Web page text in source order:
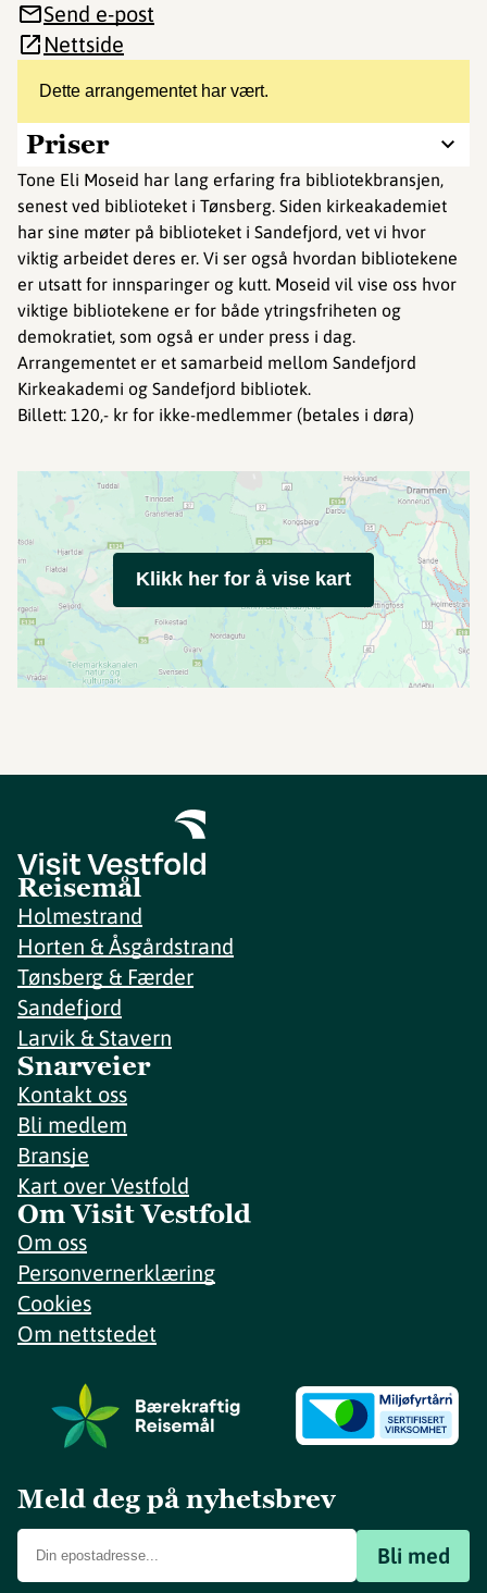
Dette arrangementet har vært.
Priser
Tone Eli Moseid har lang erfaring fra bibliotekbransjen,
senest ved biblioteket i Tønsberg. Siden kirkeakademiet
har sine møter på biblioteket i Sandefjord, vet vi hvor
viktig arbeidet deres er. Vi ser også hvordan bibliotekene
er utsatt for innsparinger og kutt. Moseid vil vise oss hvor
viktige bibliotekene er for både ytringsfriheten og
demokratiet, som også er under press i dag.
Arrangementet er et samarbeid mellom Sandefjord
Kirkeakademi og Sandefjord bibliotek.
Billett: 120,- kr for ikke-medlemmer (betales i døra)
Send e-post
Nettside
Klikk her for å vise kart
Reisemål
Holmestrand
Horten & Åsgårdstrand
Tønsberg & Færder
Sandefjord
Larvik & Stavern
Snarveier
Kontakt oss
Bli medlem
Bransje
Kart over Vestfold
Om Visit Vestfold
Om oss
Personvernerklæring
Cookies
Om nettstedet
Meld deg på nyhetsbrev
Bli med